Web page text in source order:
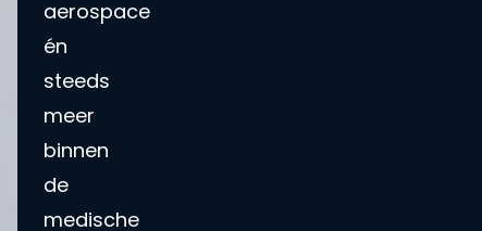
aerospace
én
steeds
meer
binnen
de
medische